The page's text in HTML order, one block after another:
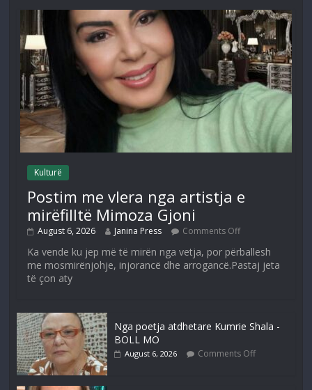
Kulturë
Postim me vlera nga artistja e
mirëfilltë Mimoza Gjoni
August 6, 2026 Janina Press Comments Off
Ka vende ku jep më të mirën nga vetja, por përballesh
me mosmirënjohje, injorancë dhe arrogancë.Pastaj jeta
të çon aty
Nga poetja atdhetare Kumrie Shala -
BOLL MO
August 6, 2026 Comments Off